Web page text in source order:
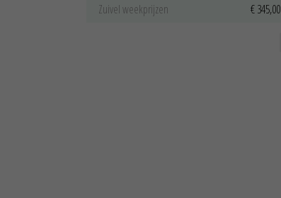
Zuivel weekprijzen
€ 345,00